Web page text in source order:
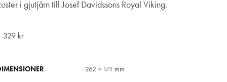
i gjutjärn till Josef Davidssons Royal Viking.
329 kr
262 × 171 mm